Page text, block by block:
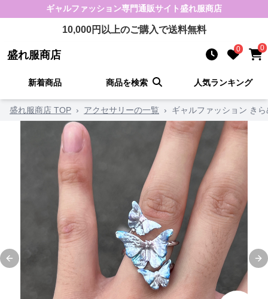
ギャルファッション専門通販サイト盛れ服商店
10,000円以上のご購入で送料無料
盛れ服商店 0 0
新着商品 商品を検索 人気ランキング
盛れ服商店 TOP › アクセサリーの一覧 › ギャルファッション き
Previous slide